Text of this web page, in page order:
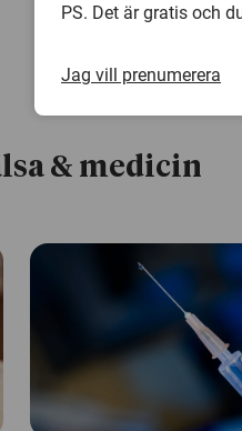
& medicin
PS. Det är gratis och
Jag vill prenumerera